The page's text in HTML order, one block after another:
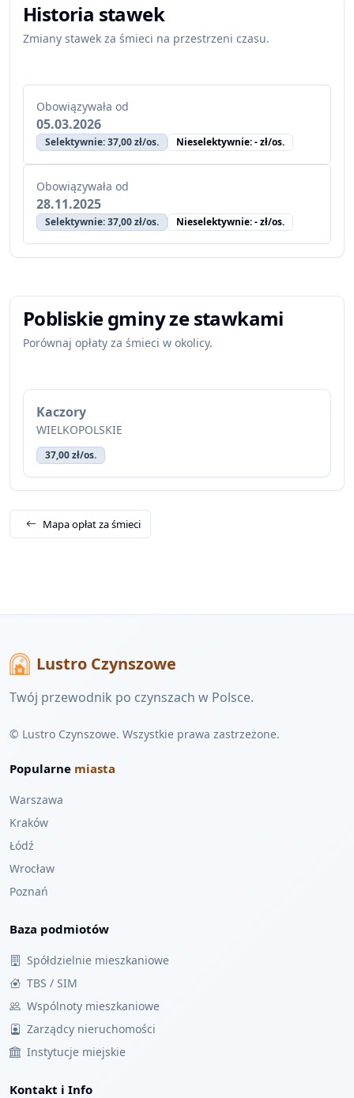
Historia stawek
Zmiany stawek za śmieci na przestrzeni czasu.
Obowiązywała od
05.03.2026
Selektywnie: 37,00 zł/os. Nieselektywnie: - zł/os.
Obowiązywała od
28.11.2025
Selektywnie: 37,00 zł/os. Nieselektywnie: - zł/os.
Pobliskie gminy ze stawkami
Porównaj opłaty za śmieci w okolicy.
Kaczory
WIELKOPOLSKIE
37,00 zł/os.
Mapa opłat za śmieci
Lustro Czynszowe
Twój przewodnik po czynszach w Polsce.
© Lustro Czynszowe. Wszystkie prawa zastrzeżone.
Popularne miasta
Warszawa
Kraków
Łódź
Wrocław
Poznań
Baza podmiotów
Spółdzielnie mieszkaniowe
TBS / SIM
Wspólnoty mieszkaniowe
Zarządcy nieruchomości
Instytucje miejskie
Kontakt i Info